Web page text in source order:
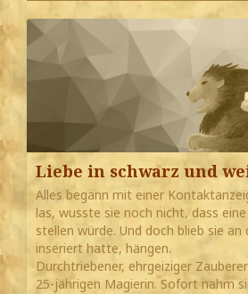
Liebe in schwarz und
Alles begann mit einer
las, wusste sie noch nicht, dass
stellen würde. Und doch blieb sie
inseriert hatte, hängen.
Durchtriebener, ehrgeiziger
25-jährigen Magierin. Sofort nahm